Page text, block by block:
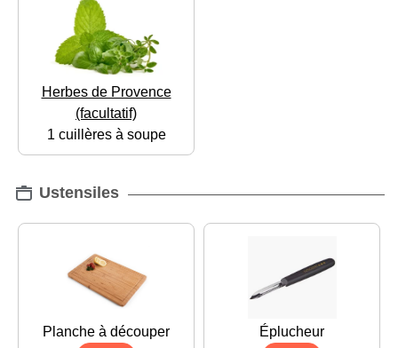
Herbes de Provence
(facultatif)
1 cuillères à soupe
Ustensiles
Planche à découper Éplucheur